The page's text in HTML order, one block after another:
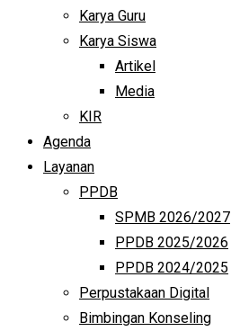
Karya Guru
Karya Siswa
Artikel
Media
KIR
Agenda
Layanan
PPDB
SPMB 2026/2027
PPDB 2025/2026
PPDB 2024/2025
Perpustakaan Digital
Bimbingan Konseling